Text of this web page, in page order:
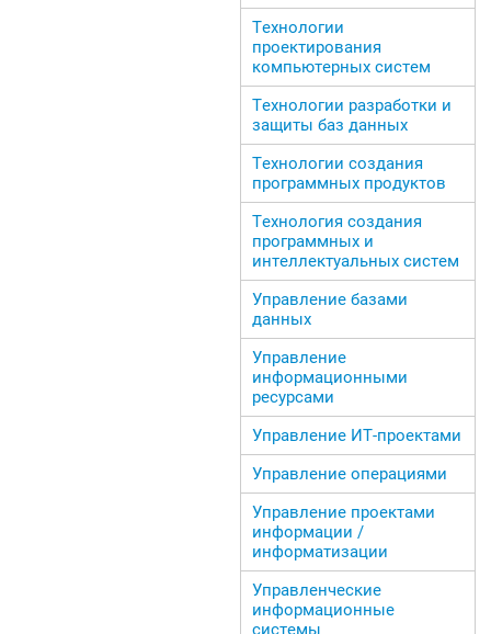
Технологии
проектирования
компьютерных систем
Технологии разработки и
защиты баз данных
Технологии создания
программных продуктов
Технология создания
программных и
интеллектуальных систем
Управление базами
данных
Управление
информационными
ресурсами
Управление ИТ-проектами
Управление операциями
Управление проектами
информации /
информатизации
Управленческие
информационные
системы